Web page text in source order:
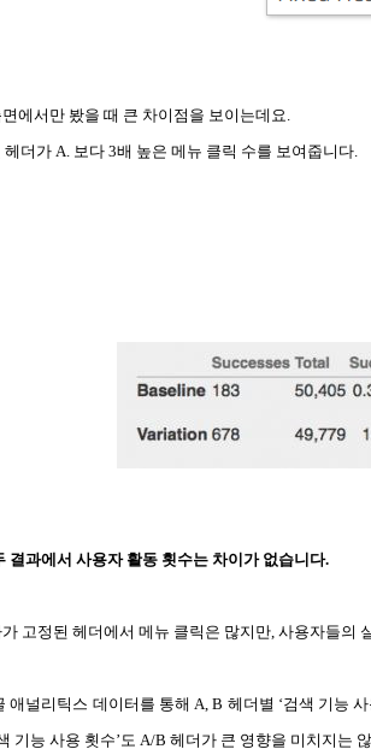
에서만 봤을 때 큰 차이점을 보이는데요.
헤더가 A. 보다 3배 높은 메뉴 클릭 수를 보여줍니다.
결과에서 사용자 활동 횟수는 차이가 없습니다.
고정된 헤더에서 메뉴 클릭은 많지만, 사용자들의
애널리틱스 데이터를 통해 A, B 헤더별 ‘검색 기능
기능 사용 횟수’도 A/B 헤더가 큰 영향을 미치지는